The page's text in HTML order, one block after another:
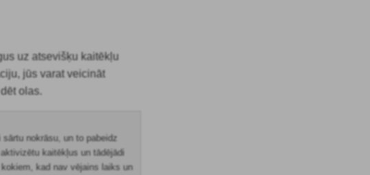
uz atsevišķu kaitēkļu
jūs varat veicināt
olas.
nokrāsu, un to pabeidz
kaitēkļus un tādējādi
kad nav vējains laiks un